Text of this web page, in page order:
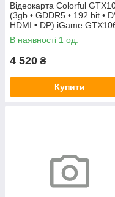
Відеокарта Colorful
(3gb • GDDR5 • 192 bit •
HDMI • DP) iGame
Vulcan U 3G БУ
В наявності 1 од.
4 520 ₴
Купити